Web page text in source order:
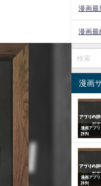
漫画最
漫画最
漫画
漫画アプ
評判
漫画アプ
評判